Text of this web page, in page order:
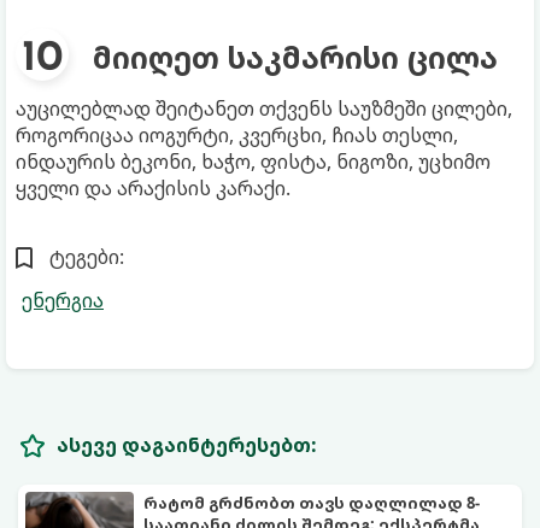
მიიღეთ საკმარისი ცილა
აუცილებლად შეიტანეთ თქვენს საუზმეში ცილები,
როგორიცაა იოგურტი, კვერცხი, ჩიას თესლი,
ინდაურის ბეკონი, ხაჭო, ფისტა, ნიგოზი, უცხიმო
ყველი და არაქისის კარაქი.
ტეგები:
ენერგია
ასევე დაგაინტერესებთ:
რატომ გრძნობთ თავს დაღლილად 8-